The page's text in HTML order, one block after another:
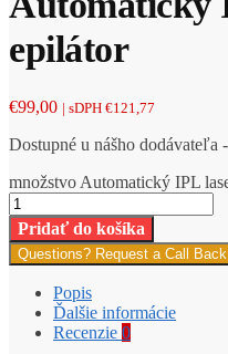
epilátor
€99,00 | sDPH €121,77
Dostupné u nášho dodávateľa
množstvo Automatický IPL
Pridať do košíka
Questions? Request a Call Back
Popis
Ďalšie informácie
Recenzie 0